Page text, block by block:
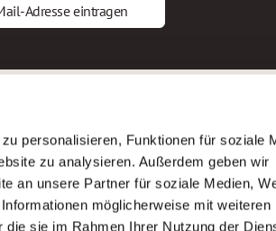
personalisieren, Funktionen für soziale
zu analysieren. Außerdem geben wir
an unsere Partner für soziale Medien,
möglicherweise mit weiteren
sie im Rahmen Ihrer Nutzung der
Adresse eintragen
AWO Gliederungen nach Bundesland
Stellenangebote nach Bundesländern
Sitemap
Impressum
Datenschutz